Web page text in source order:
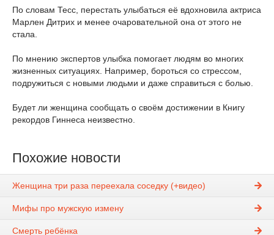
По словам Тесс, перестать улыбаться её вдохновила актриса
Марлен Дитрих и менее очаровательной она от этого не
стала.
По мнению экспертов улыбка помогает людям во многих
жизненных ситуациях. Например, бороться со стрессом,
подружиться с новыми людьми и даже справиться с болью.
Будет ли женщина сообщать о своём достижении в Книгу
рекордов Гиннеса неизвестно.
Похожие новости
Женщина три раза переехала соседку (+видео)
Мифы про мужскую измену
Смерть ребёнка